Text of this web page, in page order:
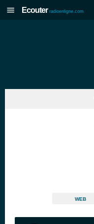
Ecouter radioenligne.com
WEB